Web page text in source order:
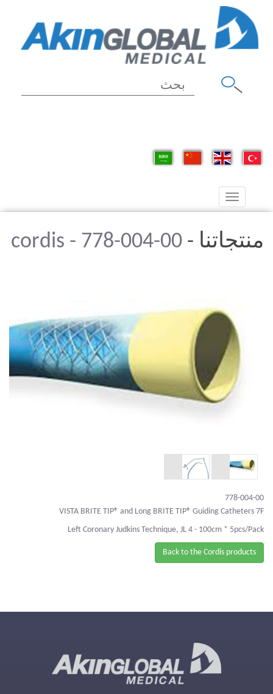
Toggle
navigation
منتجاتنا - cordis - 778-004-00
778-004-00
VISTA BRITE TIP® and Long BRITE TIP® Guiding Catheters 7F
Left Coronary Judkins Technique, JL 4 - 100cm * 5pcs/Pack
Back to the Cordis products